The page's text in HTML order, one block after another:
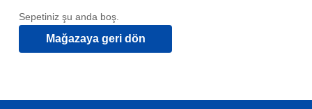
Sepetiniz şu anda boş.
Mağazaya geri dön